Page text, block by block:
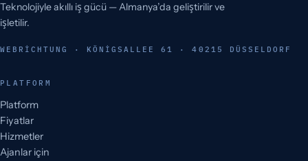
Teknolojiyle akıllı iş gücü — Almanya’da geliştirilir ve
işletilir.
WEBRICHTUNG · KÖNIGSALLEE 61 · 40215 DÜSSELDORF
PLATFORM
Platform
Fiyatlar
Hizmetler
Ajanlar için